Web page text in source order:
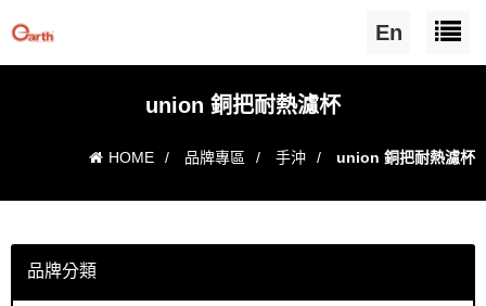
En
union 銅把耐熱濾杯
HOME / 品牌專區 / 手沖 / union 銅把耐熱濾杯
品牌分類